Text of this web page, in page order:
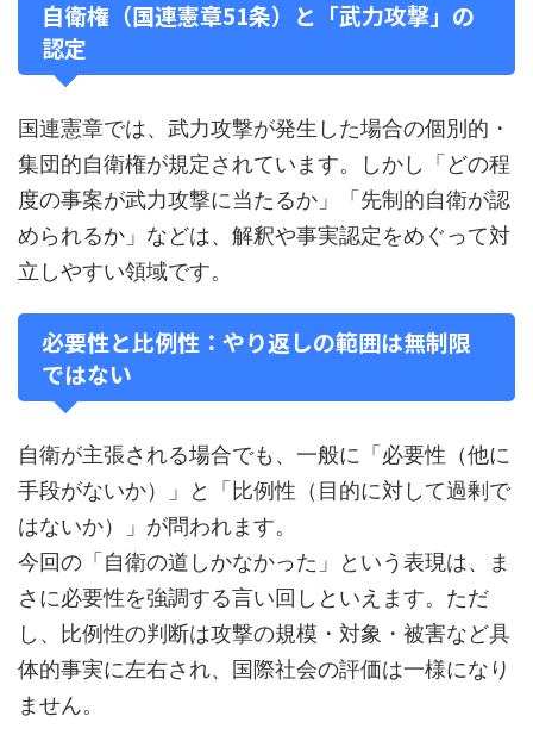
自衛権（国連憲章51条）と「武力攻撃」の
認定
国連憲章では、武力攻撃が発生した場合の個別的・
集団的自衛権が規定されています。しかし「どの程
度の事案が武力攻撃に当たるか」「先制的自衛が認
められるか」などは、解釈や事実認定をめぐって対
立しやすい領域です。
必要性と比例性：やり返しの範囲は無制限
ではない
自衛が主張される場合でも、一般に「必要性（他に
手段がないか）」と「比例性（目的に対して過剰で
はないか）」が問われます。
今回の「自衛の道しかなかった」という表現は、ま
さに必要性を強調する言い回しといえます。ただ
し、比例性の判断は攻撃の規模・対象・被害など具
体的事実に左右され、国際社会の評価は一様になり
ません。